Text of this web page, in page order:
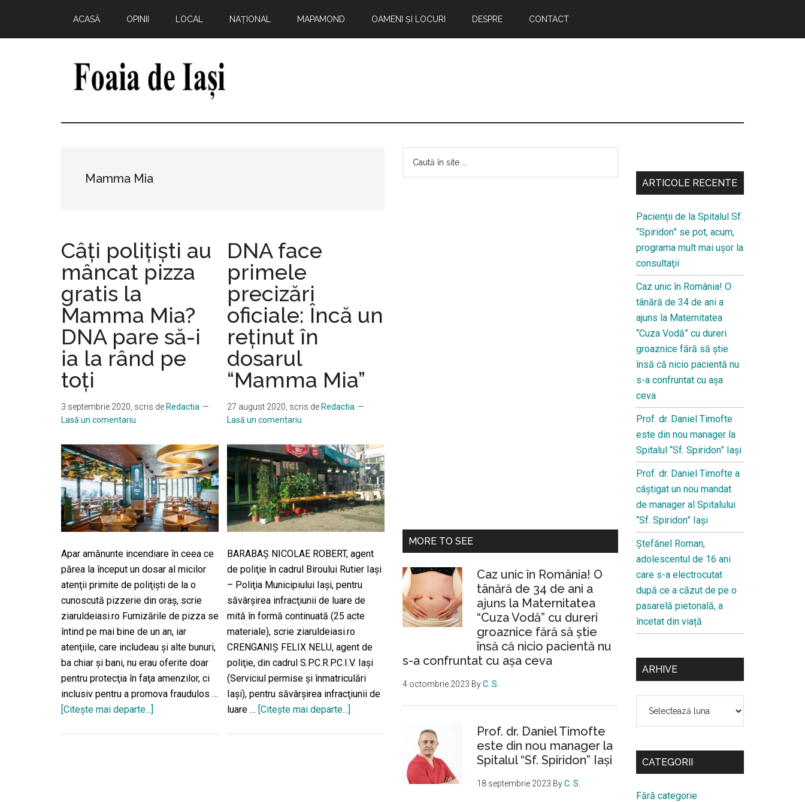
main
primary
secondary
footer
ACASĂ OPINII LOCAL NAȚIONAL MAPAMOND OAMENI ȘI LOCURI DESPRE CONTACT
Foaia
Iași
minte,
comunitate
Mamma Mia
Câți polițiști au
mâncat pizza
gratis la
Mamma Mia?
DNA pare să-i
ia la rând pe
toți
3 septembrie 2020 , scris de Redactia
Lasă un comentariu
Apar amănunte incendiare în ceea ce
părea la început un dosar al micilor
atenţii primite de poliţişti de la o
cunoscută pizzerie din oraş, scrie
ziaruldeiasi.ro Furnizările de pizza se
întind pe mai bine de un an, iar
atenţiile, care includeau şi alte bunuri,
ba chiar şi bani, nu erau oferite doar
pentru protecţia în faţa amenzilor, ci
inclusiv pentru a promova fraudulos …
[Citeşte mai departe...]
DNA face
primele
precizări
oficiale: Încă un
reţinut în
dosarul
“Mamma Mia”
27 august 2020 , scris de Redactia
Lasă un comentariu
BARABAŞ NICOLAE ROBERT, agent
de poliţie în cadrul Biroului Rutier Iaşi
– Poliţia Municipiului Iaşi, pentru
săvârşirea infracţiunii de luare de
mită în formă continuată (25 acte
materiale), scrie ziaruldeiasi.ro
CRENGANIŞ FELIX NELU, agent de
poliţie, din cadrul S.P.C.R.P.C.I.V. Iaşi
(Serviciul permise şi înmatriculări
Iaşi), pentru săvârşirea infracţiunii de
luare … [Citeşte mai departe...]
Bara
principală
MORE TO SEE
Caz unic în România! O
tânără de 34 de ani a
ajuns la Maternitatea
“Cuza Vodă” cu dureri
groaznice fără să ştie
însă că nicio pacientă nu
s-a confruntat cu așa ceva
4 octombrie 2023 ByC. S.
Prof. dr. Daniel Timofte
este din nou manager la
Spitalul “Sf. Spiridon” Iaşi
18 septembrie 2023 ByC. S.
secundara
ARTICOLE RECENTE
Pacienţii de la Spitalul Sf.
“Spiridon” se pot, acum,
programa mult mai uşor la
consultaţii
Caz unic în România! O
tânără de 34 de ani a
ajuns la Maternitatea
“Cuza Vodă” cu dureri
groaznice fără să ştie
însă că nicio pacientă nu
s-a confruntat cu așa
ceva
Prof. dr. Daniel Timofte
este din nou manager la
Spitalul “Sf. Spiridon” Iaşi
Prof. dr. Daniel Timofte a
câștigat un nou mandat
de manager al Spitalului
“Sf. Spiridon” Iași
Ştefănel Roman,
adolescentul de 16 ani
care s-a electrocutat
după ce a căzut de pe o
pasarelă pietonală, a
încetat din viață
ARHIVE
CATEGORII
Fără categorie